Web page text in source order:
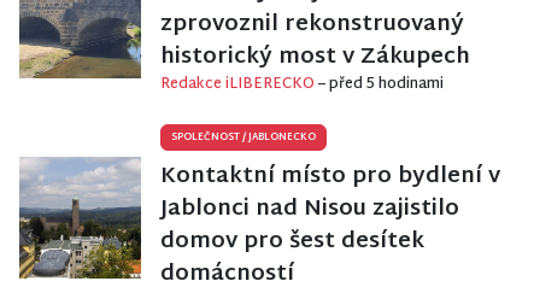
zprovoznil rekonstruovaný
historický most v Zákupech
Redakce iLIBERECKO– před 5 hodinami
SPOLEČNOST/JABLONECKO
Kontaktní místo pro bydlení v
Jablonci nad Nisou zajistilo
domov pro šest desítek